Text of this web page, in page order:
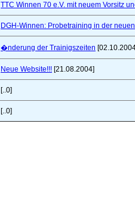
TTC Winnen 70 e.V. mit neuem Vorsitz
DGH-Winnen: Probetraining in der
�nderung der Trainigszeiten
Neue Website!!! [21.08.2004]
[..0]
[..0]